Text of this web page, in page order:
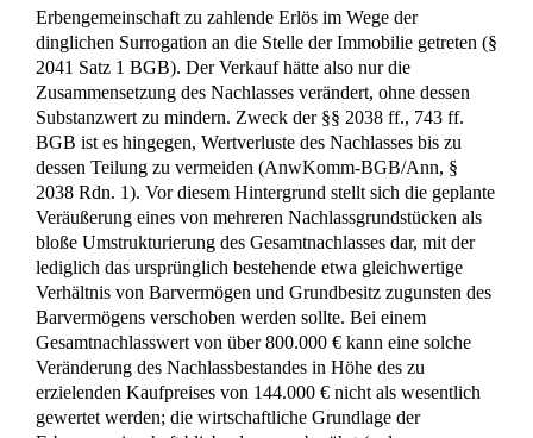
behauptete Interesse an der Eigennutzung der Immobilie sei
nur vorgeschoben gewesen, steht einer neuerlichen
Beweiserhebung insoweit nicht entgegen. Schon die in der
Berufungsbegründung der Beklagten dargelegten Zweifel an
der Richtigkeit der landgerichtlichen Feststellungen geben
Anlass für eine erneute Beweisaufnahme (§ 529 Abs. 1 Nr. 1
ZPO; vgl. BGH, Urteil vom 8. Juni 2004 – VI ZR 230/03 –
NJW 2004, 2828 unter II 2 b bb (1) und (2), zur
Veröffentlichung in BGHZ 159, 254 bestimmt). In diesem
Zusammenhang kann auch der Vorhalt der Beklagten
Bedeutung erlangen, die Klägerin habe vorschnell auf eine
Veräußerung gedrungen, dieser Verkauf sei übereilt gewesen.
d) Sollte eine Mitwirkungspflicht festzustellen sein, bedarf es
der weiteren Prüfung, ob die Beklagte ihr schuldhaft nicht
nachgekommen ist. Die Verkaufsbemühungen sind von der
Klägerin lange vor dem Erbfall eingeleitet worden. Der erst